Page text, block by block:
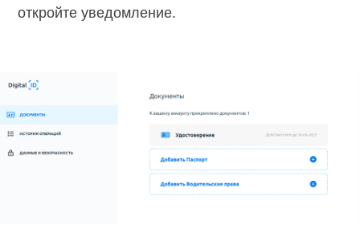
откройте уведомление.